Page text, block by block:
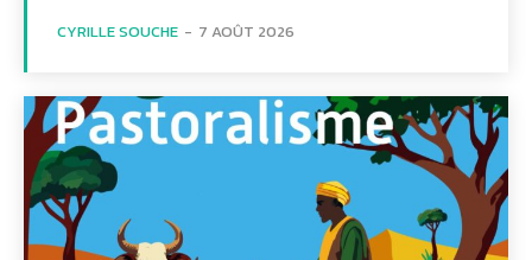
CYRILLE SOUCHE - 7 AOÛT 2026